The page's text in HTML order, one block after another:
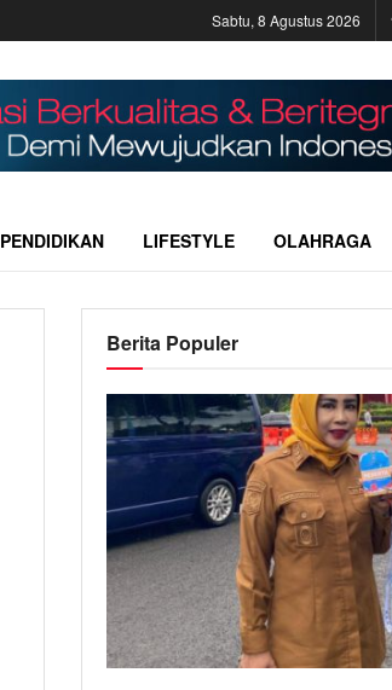
Sabtu, 8 Agustus 2026
PENDIDIKAN LIFESTYLE OLAHRAGA
Berita Populer